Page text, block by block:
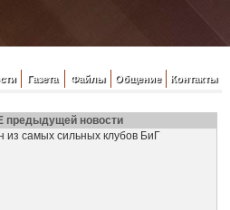
Газета Файлы Общение Контакты
предыдущей новости
из самых сильных клубов БиГ